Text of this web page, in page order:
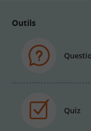
Outils
Quiz